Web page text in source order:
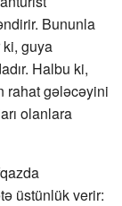
Bununla
ki, guya
Halbu ki,
rahat gələcəyini
olanlara
üstünlük verir: